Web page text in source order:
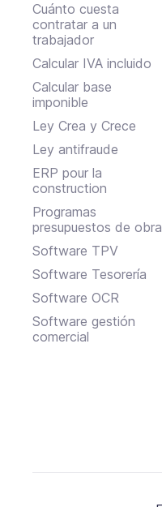
Cuánto cuesta
contratar a un
trabajador
Calcular IVA incluido
Calcular base
imponible
Ley Crea y Crece
Ley antifraude
ERP pour la
construction
Programas
presupuestos de obra
Software TPV
Software Tesorería
Software OCR
Software gestión
comercial